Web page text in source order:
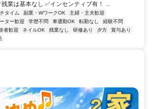
業は基本なし ✅インセンティブ有！ ...
タイム 副業・WワークOK
主婦・主夫歓迎
ター歓迎 学歴不問 車通勤OK 転勤なし
経験不問
者歓迎 ネイルOK 残業なし 研修あり 夕方
賞与あり